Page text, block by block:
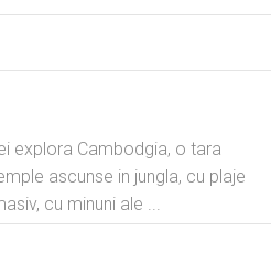
explora Cambodgia, o tara
ascunse in jungla, cu plaje
cu minuni ale ...